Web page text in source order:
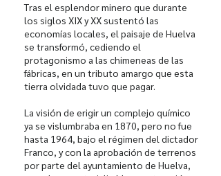
Tras el esplendor minero que durante
los siglos XIX y XX sustentó las
economías locales, el paisaje de Huelva
se transformó, cediendo el
protagonismo a las chimeneas de las
fábricas, en un tributo amargo que esta
tierra olvidada tuvo que pagar.
La visión de erigir un complejo químico
ya se vislumbraba en 1870, pero no fue
hasta 1964, bajo el régimen del dictador
Franco, y con la aprobación de terrenos
por parte del ayuntamiento de Huelva,